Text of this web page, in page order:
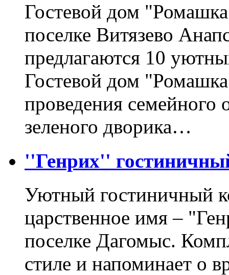
Гостевой дом
поселке Витязево
предлагаются 10
Гостевой дом
проведения семейного
зеленого дворика…
''Генрих''
Уютный гостиничный
царственное имя –
поселке Дагомыс.
стиле и напоминает о